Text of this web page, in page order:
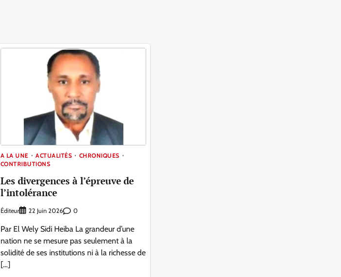
A LA UNE ACTUALITÉS
CHRONIQUES
CONTRIBUTIONS
Les divergences à l’épreuve de
l’intolérance
Éditeur 22 Juin 2026 0
Par El Wely Sidi Heiba La grandeur d’une
nation ne se mesure pas seulement à la
solidité de ses institutions ni à la richesse de
[…]